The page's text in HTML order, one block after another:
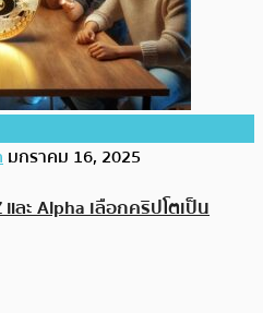
มกราคม 16, 2025
ละ Alpha เลือกคริปโตเป็น